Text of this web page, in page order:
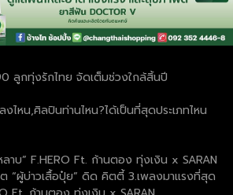
ลูกทุ่งรักไทย จัดเต็มช่วงใกล้สิ้นปี
ไหน,ศิลปินท่านไหน?ได้เป็นที่สุดประเภทไหน
าบ” F.HERO Ft. ก้านตอง ทุ่งเงิน x SARAN
“ผู้บ่าวเสื้อปุ๋ย” ดิด คิตตี้ 3.เพลงมาแรงที่สุด